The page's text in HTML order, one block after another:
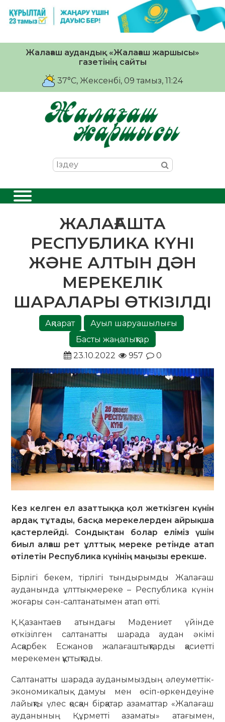
Жалағаш аудандық «Жалағаш жаршысы»
газетінің сайты
37°C, Жексенбі, 09 тамыз, 11:24
ЖАЛАҒАШТА
РЕСПУБЛИКА КҮНІ
ЖӘНЕ АЛТЫН ДӘН
МЕРЕКЕЛІК
ШАРАЛАРЫ ӨТКІЗІЛДІ
Ақпарат
Ауыл шаруашылығы
Басты жаңалықтар
23.10.2022
957 0
Кез келген ел азаттыққа қол жеткізген күнін
ардақ тұтады, басқа мерекелерден айрықша
қастерлейді. Сондықтан болар еліміз үшін
биыл алғаш рет ұлттық мереке ретінде атап
өтілетін Республика күнінің маңызы ерекше.
Бірлігі бекем, тірлігі тындырымды Жалағаш
ауданында ұлттық мереке – Республика күнін
жоғары сән-салтанатымен атап өтті.
Қ.Қазантаев атындағы Мәдениет үйінде
өткізілген салтанатты шарада аудан әкімі
Асқарбек Есжанов жалағаштықтарды қасиетті
мерекемен құттықтады.
Салтанатты шарада ауданымыздың әлеуметтік-
экономикалық дамуы мен өсіп-өркендеуіне
лайықты үлес қосқан бірқатар азаматтар «Жалағаш
ауданының Құрметті азаматы» атағымен,